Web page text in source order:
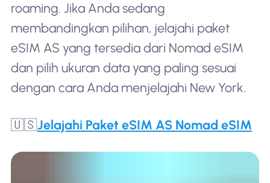
roaming. Jika Anda sedang
membandingkan pilihan, jelajahi paket
eSIM AS yang tersedia dari Nomad eSIM
dan pilih ukuran data yang paling sesuai
dengan cara Anda menjelajahi New York.
🇺🇸Jelajahi Paket eSIM AS Nomad eSIM